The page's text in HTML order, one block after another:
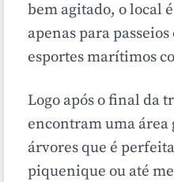
bem agitado, o local
apenas para
esportes marítimos
Logo após o final da
encontram uma área
árvores que é
piquenique ou até